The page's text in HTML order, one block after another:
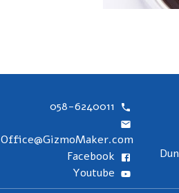
058-6240011
Office@GizmoMaker.com
Facebook
Youtube